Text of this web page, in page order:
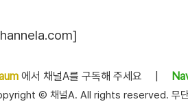
에서 채널A를 구독해 주세요
Ⓒ 채널A. All rights reserved. 무단